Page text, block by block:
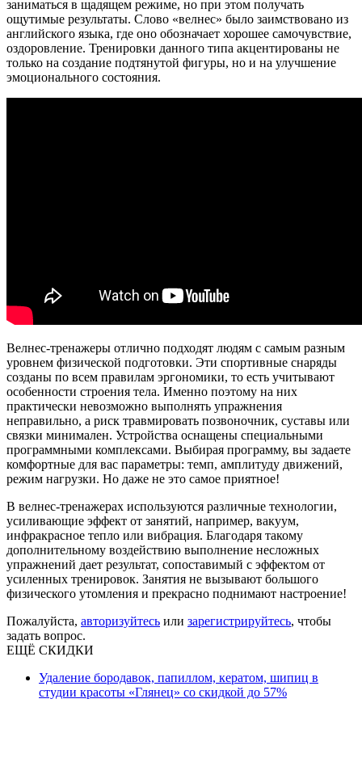
заниматься в щадящем режиме, но при этом получать
ощутимые результаты. Слово «велнес» было заимствовано из
английского языка, где оно обозначает хорошее самочувствие,
оздоровление. Тренировки данного типа акцентированы не
только на создание подтянутой фигуры, но и на улучшение
эмоционального состояния.
Велнес-тренажеры отлично подходят людям с самым разным
уровнем физической подготовки. Эти спортивные снаряды
созданы по всем правилам эргономики, то есть учитывают
особенности строения тела. Именно поэтому на них
практически невозможно выполнять упражнения
неправильно, а риск травмировать позвоночник, суставы или
связки минимален. Устройства оснащены специальными
программными комплексами. Выбирая программу, вы задаете
комфортные для вас параметры: темп, амплитуду движений,
режим нагрузки. Но даже не это самое приятное!
В велнес-тренажерах используются различные технологии,
усиливающие эффект от занятий, например, вакуум,
инфракрасное тепло или вибрация. Благодаря такому
дополнительному воздействию выполнение несложных
упражнений дает результат, сопоставимый с эффектом от
усиленных тренировок. Занятия не вызывают большого
физического утомления и прекрасно поднимают настроение!
Пожалуйста, авторизуйтесь или зарегистрируйтесь, чтобы
задать вопрос.
ЕЩЁ СКИДКИ
Удаление бородавок, папиллом, кератом, шипиц в
студии красоты «Глянец» со скидкой до 57%